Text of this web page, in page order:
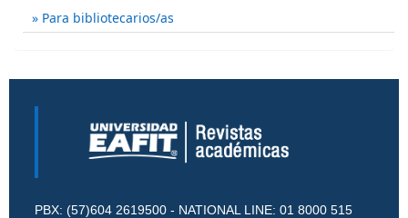
Para bibliotecarios/as
PBX: (57)604 2619500 - NATIONAL LINE: 01 8000 515